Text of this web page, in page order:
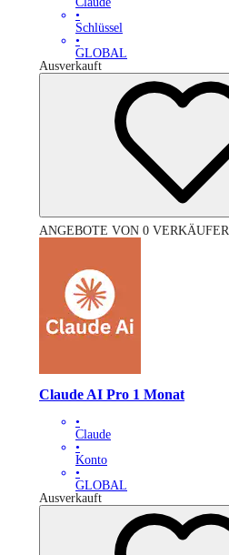
•
Schlüssel
•
GLOBAL
Ausverkauft
ANGEBOTE VON 0 VERKÄUFER
Claude AI Pro 1 Monat
•
Claude
•
Konto
•
GLOBAL
Ausverkauft